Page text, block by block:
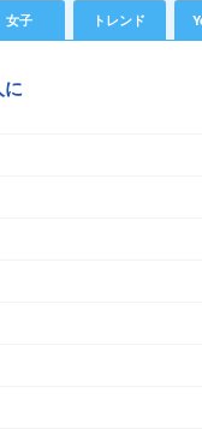
女子 トレンド
に